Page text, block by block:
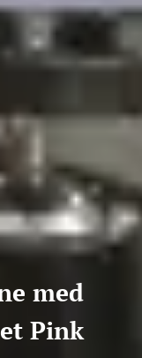
med
Pink